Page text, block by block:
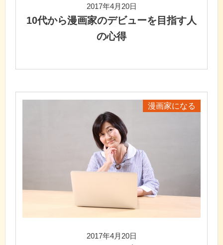
2017年4月20日
10代から漫画家のデビューを目指す人
の心得
漫画家になる
2017年4月20日